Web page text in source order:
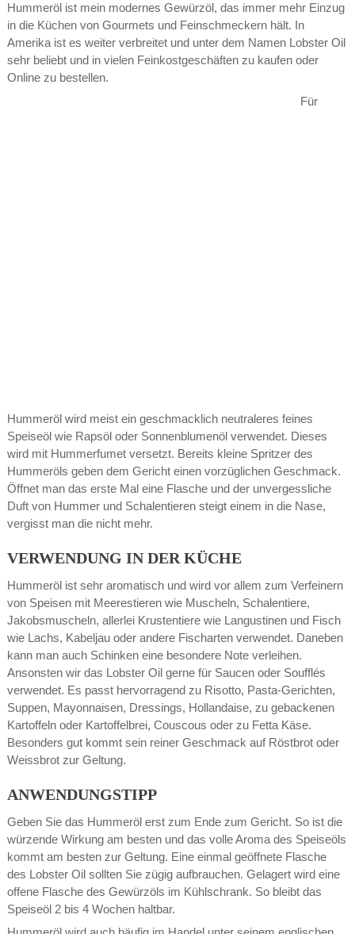
Hummeröl ist mein modernes Gewürzöl, das immer mehr Einzug
in die Küchen von Gourmets und Feinschmeckern hält. In
Amerika ist es weiter verbreitet und unter dem Namen Lobster Oil
sehr beliebt und in vielen Feinkostgeschäften zu kaufen oder
Online zu bestellen.
Für
Hummeröl wird meist ein geschmacklich neutraleres feines
Speiseöl wie Rapsöl oder Sonnenblumenöl verwendet. Dieses
wird mit Hummerfumet versetzt. Bereits kleine Spritzer des
Hummeröls geben dem Gericht einen vorzüglichen Geschmack.
Öffnet man das erste Mal eine Flasche und der unvergessliche
Duft von Hummer und Schalentieren steigt einem in die Nase,
vergisst man die nicht mehr.
VERWENDUNG IN DER KÜCHE
Hummeröl ist sehr aromatisch und wird vor allem zum Verfeinern
von Speisen mit Meerestieren wie Muscheln, Schalentiere,
Jakobsmuscheln, allerlei Krustentiere wie Langustinen und Fisch
wie Lachs, Kabeljau oder andere Fischarten verwendet. Daneben
kann man auch Schinken eine besondere Note verleihen.
Ansonsten wir das Lobster Oil gerne für Saucen oder Soufflés
verwendet. Es passt hervorragend zu Risotto, Pasta-Gerichten,
Suppen, Mayonnaisen, Dressings, Hollandaise, zu gebackenen
Kartoffeln oder Kartoffelbrei, Couscous oder zu Fetta Käse.
Besonders gut kommt sein reiner Geschmack auf Röstbrot oder
Weissbrot zur Geltung.
ANWENDUNGSTIPP
Geben Sie das Hummeröl erst zum Ende zum Gericht. So ist die
würzende Wirkung am besten und das volle Aroma des Speiseöls
kommt am besten zur Geltung. Eine einmal geöffnete Flasche
des Lobster Oil sollten Sie zügig aufbrauchen. Gelagert wird eine
offene Flasche des Gewürzöls im Kühlschrank. So bleibt das
Speiseöl 2 bis 4 Wochen haltbar.